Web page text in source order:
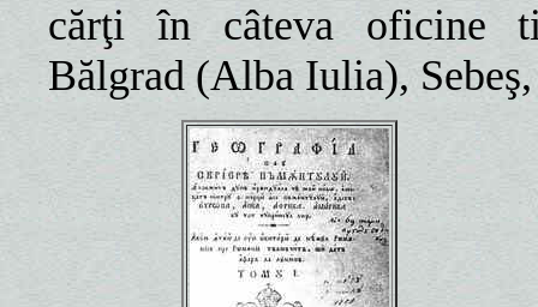
cărţi în câteva oficine
Bălgrad (Alba Iulia),